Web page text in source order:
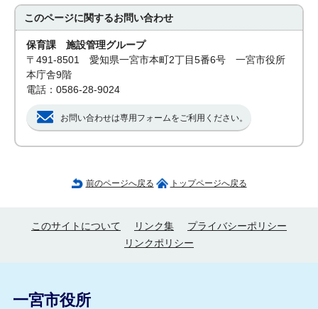
このページに関するお問い合わせ
保育課 施設管理グループ
〒491-8501 愛知県一宮市本町2丁目5番6号 一宮市役所
本庁舎9階
電話：0586-28-9024
お問い合わせは専用フォームをご利用ください。
前のページへ戻る トップページへ戻る
このサイトについて リンク集
プライバシーポリシー
リンクポリシー
一宮市役所